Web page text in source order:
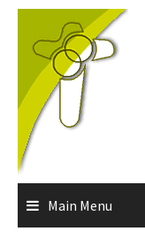
Skip
content
Main Menu